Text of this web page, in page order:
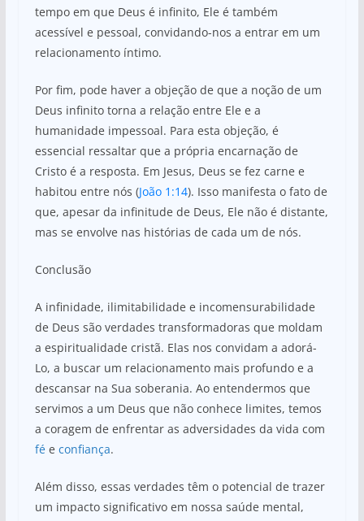
tempo em que Deus é infinito, Ele é também
acessível e pessoal, convidando-nos a entrar em um
relacionamento íntimo.
Por fim, pode haver a objeção de que a noção de um
Deus infinito torna a relação entre Ele e a
humanidade impessoal. Para esta objeção, é
essencial ressaltar que a própria encarnação de
Cristo é a resposta. Em Jesus, Deus se fez carne e
habitou entre nós (João 1:14). Isso manifesta o fato de
que, apesar da infinitude de Deus, Ele não é distante,
mas se envolve nas histórias de cada um de nós.
Conclusão
A infinidade, ilimitabilidade e incomensurabilidade
de Deus são verdades transformadoras que moldam
a espiritualidade cristã. Elas nos convidam a adorá-
Lo, a buscar um relacionamento mais profundo e a
descansar na Sua soberania. Ao entendermos que
servimos a um Deus que não conhece limites, temos
a coragem de enfrentar as adversidades da vida com
fée confiança.
Além disso, essas verdades têm o potencial de trazer
um impacto significativo em nossa saúde mental,